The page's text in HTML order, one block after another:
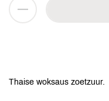
Thaise woksaus zoetzuur.